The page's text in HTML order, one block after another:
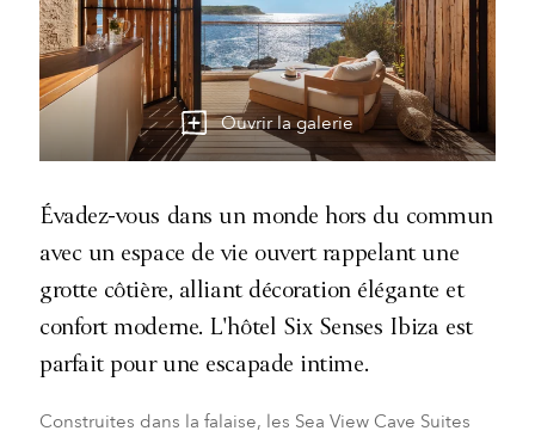
Ouvrir la galerie
Évadez-vous dans un monde hors du commun
avec un espace de vie ouvert rappelant une
grotte côtière, alliant décoration élégante et
confort moderne. L'hôtel Six Senses Ibiza est
parfait pour une escapade intime.
Construites dans la falaise, les Sea View Cave Suites